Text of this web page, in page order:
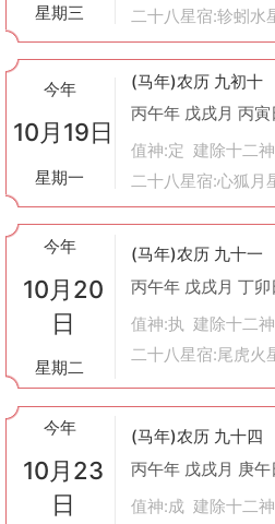
星期三
二十八星宿:轸蚓水
今年
10月19日
星期一
(马年)农历 九初十
丙午年 戊戌月 丙寅
值神:定 建除十二
二十八星宿:心狐月
今年
10月20
日
星期二
(马年)农历 九十一
丙午年 戊戌月 丁卯
值神:执 建除十二
二十八星宿:尾虎火
今年
10月23
日
(马年)农历 九十四
丙午年 戊戌月 庚午
值神:成 建除十二